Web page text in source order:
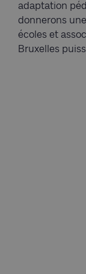
adaptation
donnerons
écoles et
Bruxelles